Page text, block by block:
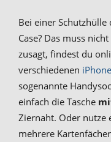
Bei einer Schutzhülle
Case? Das muss
zusagt, findest du
verschiedenen
sogenannte
einfach die Tasche
Ziernaht. Oder nutze
mehrere